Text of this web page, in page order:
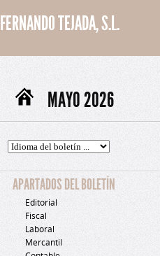
FERNANDO TEJADA, S.L.
MAYO 2026
APARTADOS DEL BOLETÍN
Editorial
Fiscal
Laboral
Mercantil